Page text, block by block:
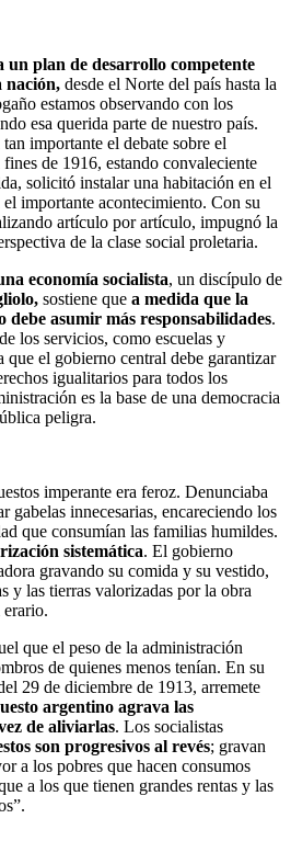
un plan de desarrollo competente
nación, desde el Norte del país hasta la
estamos observando con los
esa querida parte de nuestro país.
importante el debate sobre el
de 1916, estando convaleciente
solicitó instalar una habitación en el
importante acontecimiento. Con su
artículo por artículo, impugnó la
de la clase social proletaria.
economía socialista, un discípulo de
sostiene que a medida que la
debe asumir más responsabilidades.
los servicios, como escuelas y
que el gobierno central debe garantizar
igualitarios para todos los
es la base de una democracia
peligra.
imperante era feroz. Denunciaba
gabelas innecesarias, encareciendo los
que consumían las familias humildes.
sistemática. El gobierno
gravando su comida y su vestido,
y las tierras valorizadas por la obra
erario.
que el peso de la administración
de quienes menos tenían. En su
29 de diciembre de 1913, arremete
argentino agrava las
de aliviarlas. Los socialistas
son progresivos al revés; gravan
a los pobres que hacen consumos
a los que tienen grandes rentas y las